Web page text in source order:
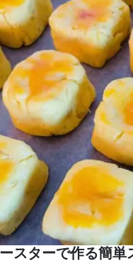
スターで作る簡単